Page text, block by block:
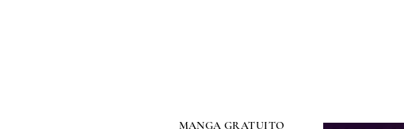
MANGA GRATUITO